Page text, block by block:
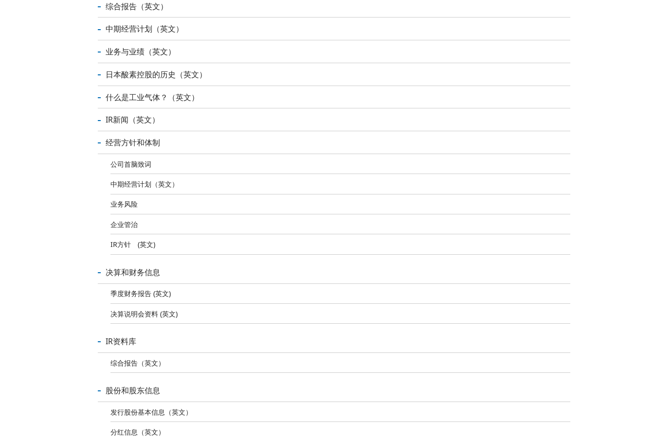
综合报告（英文）
中期经营计划（英文）
业务与业绩（英文）
日本酸素控股的历史（英文）
什么是工业气体？（英文）
IR新闻（英文）
经营方针和体制
公司首脑致词
中期经营计划（英文）
业务风险
企业管治
IR方针 (英文)
决算和财务信息
季度财务报告 (英文)
决算说明会资料 (英文)
IR资料库
综合报告（英文）
股份和股东信息
发行股份基本信息（英文）
分红信息（英文）